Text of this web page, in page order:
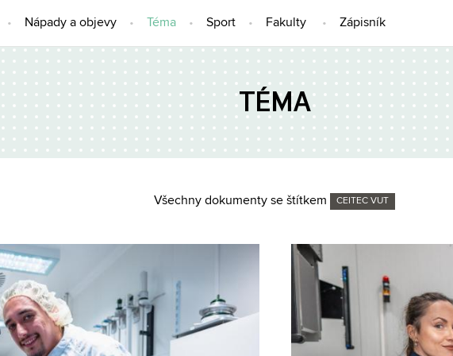
Nápady a objevy Téma Sport Fakulty Zápisník
TÉMA
Všechny dokumenty se štítkem CEITEC VUT